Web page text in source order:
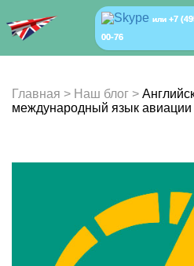
или +7
00-76
Главная > Наш блог >
международный язык авиации